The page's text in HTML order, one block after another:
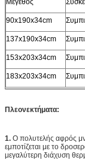
Μέγεθος
90x190x34cm
137x190x34cm
153x203x34cm
183x203x34cm
Πλεονεκτήματα:
1. Ο πολυτελής αφρός
εμποτίζεται με το
μεγαλύτερη διάχυση